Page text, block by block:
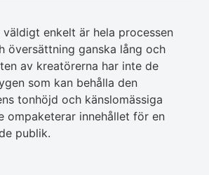
enkelt är hela processen
översättning ganska lång och
av kreatörerna har inte de
som kan behålla den
tonhöjd och känslomässiga
ompaketerar innehållet för en
publik.